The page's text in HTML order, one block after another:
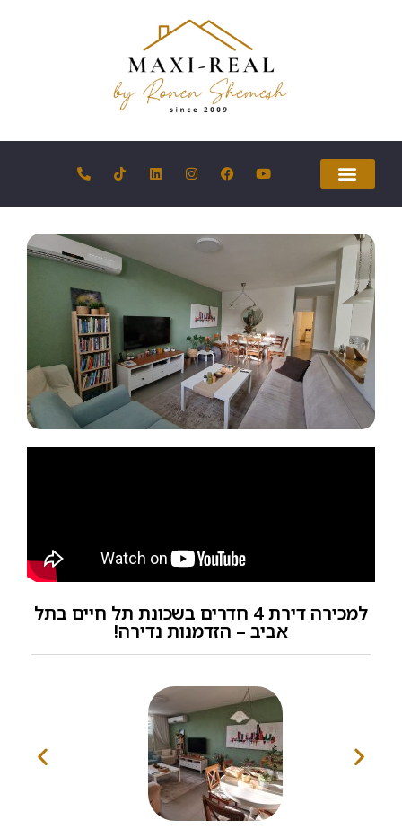
למכירה דירת 4 חדרים בשכונת תל חיים בתל
אביב – הזדמנות נדירה!